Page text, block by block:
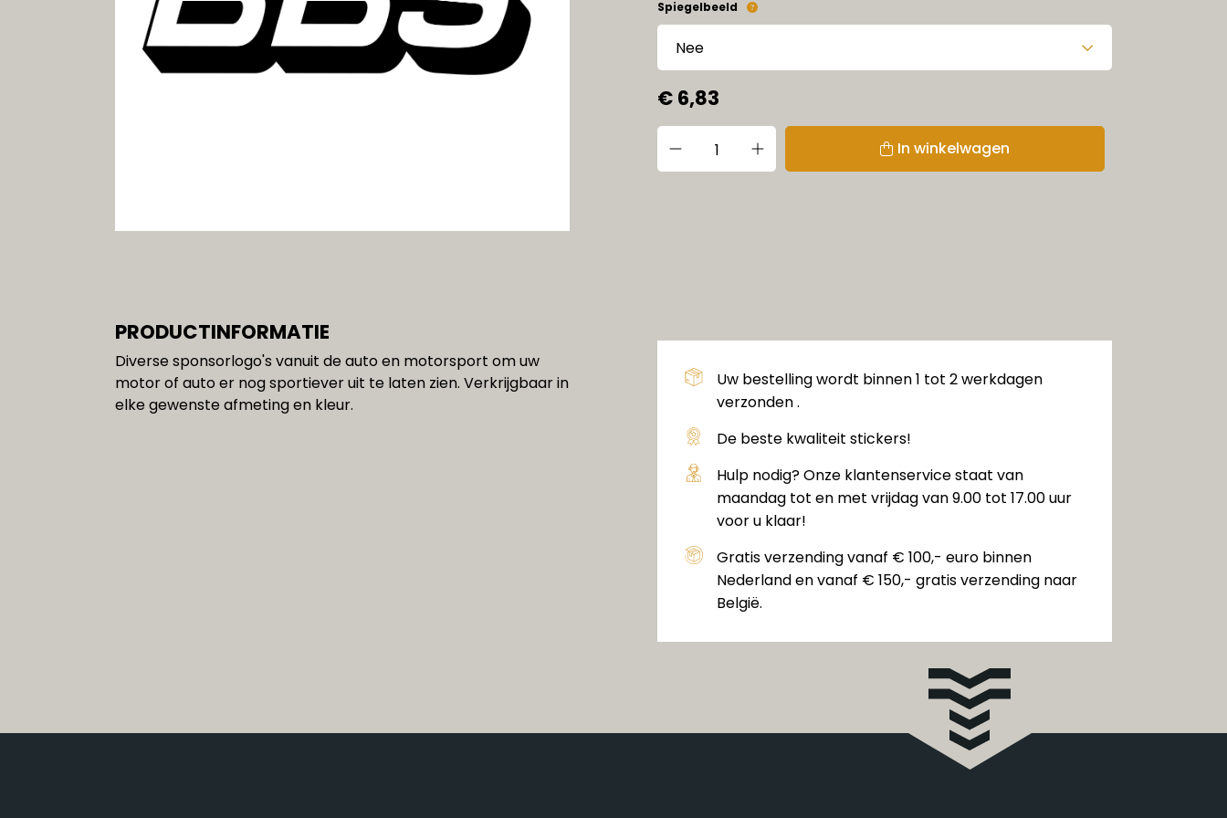
Gereedschap
Spiegelbeeld
€ 6,83
In winkelwagen
PRODUCTINFORMATIE
Diverse sponsorlogo's vanuit de auto en motorsport om uw
motor of auto er nog sportiever uit te laten zien. Verkrijgbaar in
elke gewenste afmeting en kleur.
Uw bestelling wordt binnen 1 tot 2 werkdagen
verzonden .
De beste kwaliteit stickers!
Hulp nodig? Onze klantenservice staat van
maandag tot en met vrijdag van 9.00 tot 17.00 uur
voor u klaar!
Gratis verzending vanaf € 100,- euro binnen
Nederland en vanaf € 150,- gratis verzending naar
België.